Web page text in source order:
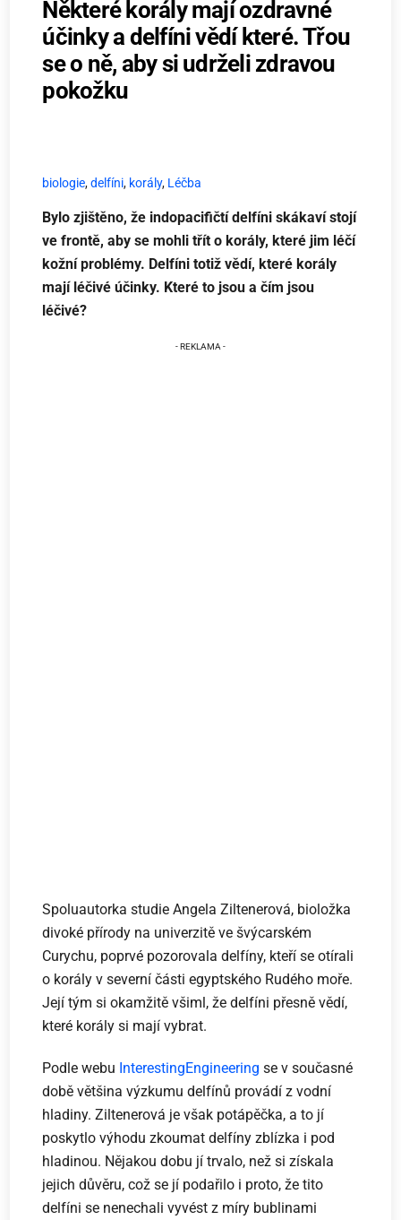
Některé korály mají ozdravné
účinky a delfíni vědí které. Třou
se o ně, aby si udrželi zdravou
pokožku
biologie,delfíni, korály, Léčba
Bylo zjištěno, že indopacifičtí delfíni skákaví stojí
ve frontě, aby se mohli třít o korály, které jim léčí
kožní problémy. Delfíni totiž vědí, které korály
mají léčivé účinky. Které to jsou a čím jsou
léčivé?
Spoluautorka studie Angela Ziltenerová, bioložka
divoké přírody na univerzitě ve švýcarském
Curychu, poprvé pozorovala delfíny, kteří se otírali
o korály v severní části egyptského Rudého moře.
Její tým si okamžitě všiml, že delfíni přesně vědí,
které korály si mají vybrat.
Podle webu InterestingEngineering se v současné
době většina výzkumu delfínů provádí z vodní
hladiny. Ziltenerová je však potápěčka, a to jí
poskytlo výhodu zkoumat delfíny zblízka i pod
hladinou. Nějakou dobu jí trvalo, než si získala
jejich důvěru, což se jí podařilo i proto, že tito
delfíni se nenechali vyvést z míry bublinami